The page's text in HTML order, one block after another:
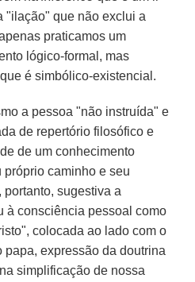
"ilação" que não exclui a
praticamos um
lógico-formal, mas
que é simbólico-existencial.
a pessoa "não instruída" e
de repertório filosófico e
de um conhecimento
próprio caminho e seu
portanto, sugestiva a
à consciência pessoal como
colocada ao lado com o
papa, expressão da doutrina
simplificação de nossa